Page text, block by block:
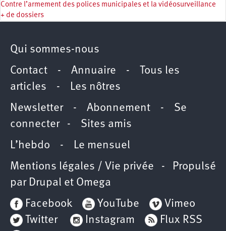
Contre l’armement des polices municipales et la vidéosurveillance
+ de dossiers
Qui sommes-nous
Contact - Annuaire -
Tous les
articles - Les nôtres
Newsletter- Abonnement - Se
connecter- Sites amis
L’hebdo - Le mensuel
Mentions légales / Vie privée - Propulsé
par Drupal et Omega
Facebook
YouTube
Vimeo
Twitter
Instagram
Flux RSS